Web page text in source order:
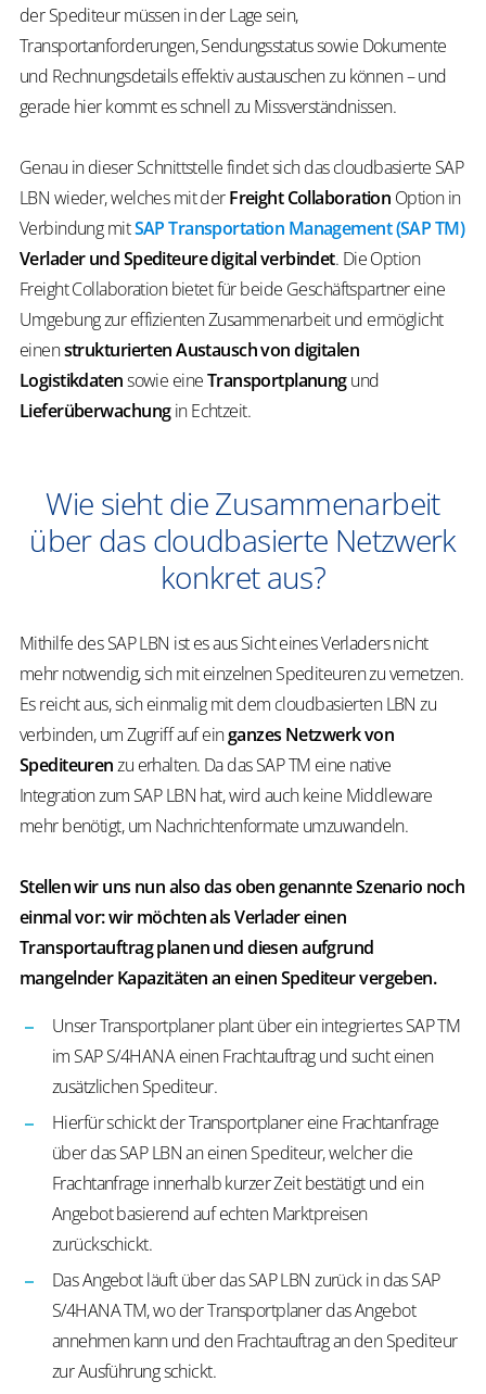
der Spediteur müssen in der Lage sein,
Transportanforderungen, Sendungsstatus sowie Dokumente
und Rechnungsdetails effektiv austauschen zu können – und
gerade hier kommt es schnell zu Missverständnissen.
Genau in dieser Schnittstelle findet sich das cloudbasierte SAP
LBN wieder, welches mit derFreight Collaboration Option in
Verbindung mitSAP Transportation Management (SAP TM)
Verlader und Spediteure digital verbindet. Die Option
Freight Collaboration bietet für beide Geschäftspartner eine
Umgebung zur effizienten Zusammenarbeit und ermöglicht
einenstrukturierten Austausch von digitalen
Logistikdatensowie eineTransportplanungund
Lieferüberwachungin Echtzeit.
Wie sieht die Zusammenarbeit
über das cloudbasierte Netzwerk
konkret aus?
Mithilfe des SAP LBN ist es aus Sicht eines Verladers nicht
mehr notwendig, sich mit einzelnen Spediteuren zu vernetzen.
Es reicht aus, sich einmalig mit dem cloudbasierten LBN zu
verbinden, um Zugriff auf einganzes Netzwerk von
Spediteurenzu erhalten. Da das SAP TM eine native
Integration zum SAP LBN hat, wird auch keine Middleware
mehr benötigt, um Nachrichtenformate umzuwandeln.
Stellen wir uns nun also das oben genannte Szenario noch
einmal vor: wir möchten als Verlader einen
Transportauftrag planen und diesen aufgrund
mangelnder Kapazitäten an einen Spediteur vergeben.
Unser Transportplaner plant über ein integriertes SAP TM
im SAP S/4HANA einen Frachtauftrag und sucht einen
zusätzlichen Spediteur.
Hierfür schickt der Transportplaner eine Frachtanfrage
über das SAP LBN an einen Spediteur, welcher die
Frachtanfrage innerhalb kurzer Zeit bestätigt und ein
Angebot basierend auf echten Marktpreisen
zurückschickt.
Das Angebot läuft über das SAP LBN zurück in das SAP
S/4HANA TM, wo der Transportplaner das Angebot
annehmen kann und den Frachtauftrag an den Spediteur
zur Ausführung schickt.